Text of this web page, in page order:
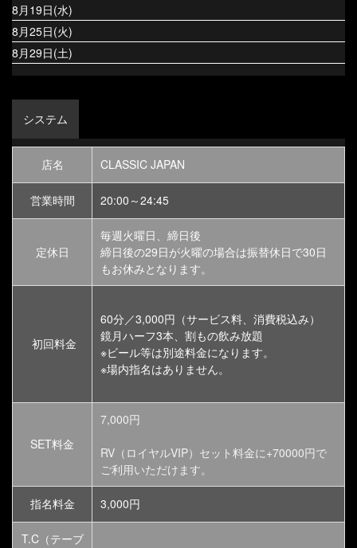
8月19日(水)
8月25日(火)
8月29日(土)
システム
店名 CLASSIC JAPAN
営業時間 20:00～24:45
定休日
毎週火曜日、締日後
締日後の29日が火曜の場合は振替休日で30日
もお休みとなります。
初回料金
60分／3,000円（サービス料、消費税込み）
鏡月ハーフ3本、割もの飲み放題
※ビール等は別途料金になります。
※場内指名はありません。
SET料金
7,000円
RV（ロイヤルVIP）セット料金に+70000円で
ご利用いただけます。
指名料金 3,000円
T.C（テーブ